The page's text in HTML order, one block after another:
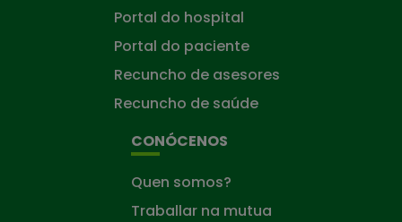
Portal do hospital
Portal do paciente
Recuncho de asesores
Recuncho de saúde
CONÓCENOS
Quen somos?
Traballar na mutua